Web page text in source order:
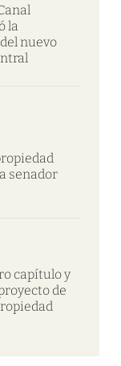
la
nuevo
senador
capítulo y
de